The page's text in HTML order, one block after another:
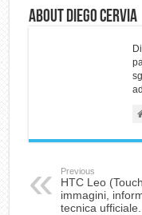
About Diego Cervia
Previous
HTC Leo
immagini,
tecnica ufficiale.